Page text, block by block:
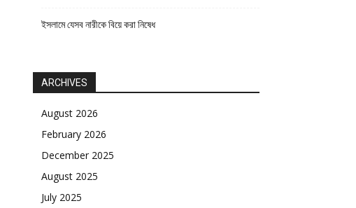
ইসলামে যেসব নারীকে বিয়ে করা নিষেধ
ARCHIVES
August 2026
February 2026
December 2025
August 2025
July 2025